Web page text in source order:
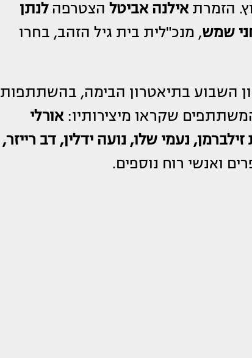
הזמרתאילנה אביטל הצטרפהלנתן
שמש, מנכ"לית בית גיל הזהב, בחרו
השבוע בתיאטרון הבימה, בהשתתפות
שקראו מיצירותיו:אורלי
נעמי שלו, נועה ידלין, דב רייזר,
ואנשי רוח נוספים.